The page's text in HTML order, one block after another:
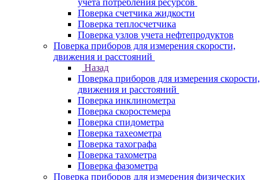
учета потребления ресурсов
Поверка счетчика жидкости
Поверка теплосчетчика
Поверка узлов учета нефтепродуктов
Поверка приборов для измерения скорости,
движения и расстояний
Назад
Поверка приборов для измерения скорости,
движения и расстояний
Поверка инклинометра
Поверка скоростемера
Поверка спидометра
Поверка тахеометра
Поверка тахографа
Поверка тахометра
Поверка фазометра
Поверка приборов для измерения физических